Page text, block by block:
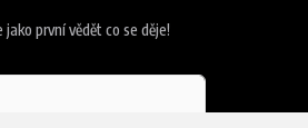
první vědět co se děje!